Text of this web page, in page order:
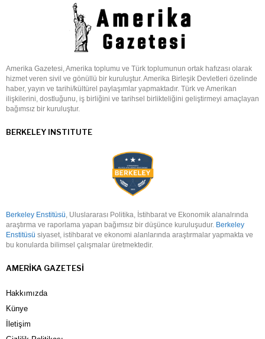
Amerika Gazetesi, Amerika toplumu ve Türk toplumunun ortak hafızası olarak
hizmet veren sivil ve gönüllü bir kuruluştur. Amerika Birleşik Devletleri özelinde
haber, yayın ve tarihi/kültürel paylaşımlar yapmaktadır. Türk ve Amerikan
ilişkilerini, dostluğunu, iş birliğini ve tarihsel birlikteliğini geliştirmeyi amaçlayan
bağımsız bir kuruluştur.
BERKELEY INSTITUTE
Berkeley Enstitüsü, Uluslararası Politika, İstihbarat ve Ekonomik alanalrında
araştırma ve raporlama yapan bağımsız bir düşünce kuruluşudur. Berkeley
Enstitüsü siyaset, istihbarat ve ekonomi alanlarında araştırmalar yapmakta ve
bu konularda bilimsel çalışmalar üretmektedir.
AMERIKA GAZETESI
Hakkımızda
Künye
İletişim